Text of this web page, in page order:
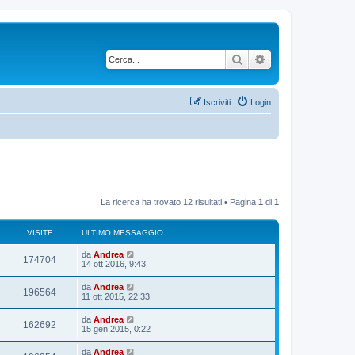
Cerca
Login
Iscriviti
La ricerca ha trovato 12 risultati • Pagina 1 di 1
VISITE ULTIMO MESSAGGIO
174704V
i
t
U
m
o
m
e
s
s
a
da Andrea
14 ott 2016, 9:43
196564V
i
U
m
o
m
e
da Andrea
11 ott 2015, 22:33
162692
i
U
da Andrea
15 gen 2015, 0:22
U
da Andrea